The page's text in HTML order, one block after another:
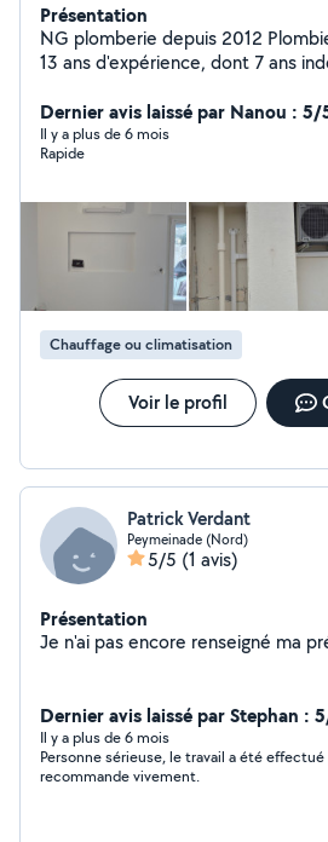
Présentation
NG plomberie depuis 2012
13 ans d'expérience, dont 7 ans
rénovations, dépannage. Rénovation complète de salle
de bain Chauffage, chaudières et radiateurs
Robinetterie, chauffe-eau,
dans le 06 - intervention rapide Contactez moi pour vos
projets ou urgence !
Dernier avis laissé par Nanou : 5/
Il y a plus de 6 mois
Rapide
Chauffage ou climatisation
Voir le profil
Patrick Verdant
Peymeinade (Nord)
5/5 (1 avis)
Présentation
Je n'ai
Dernier avis laissé par Stephan :
Il y a plus de 6 mois
Personne sérieuse, le travail a été effectué
recommande vivement.